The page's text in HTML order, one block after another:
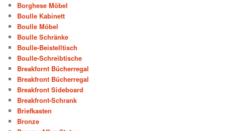
Borghese Möbel
Boulle Kabinett
Boulle Möbel
Boulle Schränke
Boulle-Beistelltisch
Boulle-Schreibtische
Breakfornt Bücherregal
Breakfront Bücherregal
Breakfront Sideboard
Breakfront-Schrank
Briefkasten
Bronze